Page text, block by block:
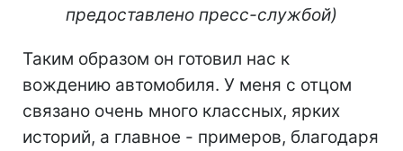
предоставлено пресс-службой)
Таким образом он готовил нас к
вождению автомобиля. У меня с отцом
связано очень много классных, ярких
историй, а главное - примеров, благодаря